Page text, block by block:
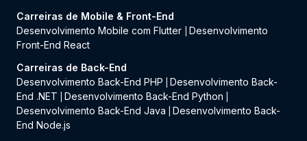
Carreiras de Mobile & Front-End
Desenvolvimento Mobile com Flutter
Desenvolvimento
Front-End React
Carreiras de Back-End
Desenvolvimento Back-End PHP
Desenvolvimento Back-
End .NET
Desenvolvimento Back-End Python
Desenvolvimento Back-End Java
Desenvolvimento Back-
End Node.js